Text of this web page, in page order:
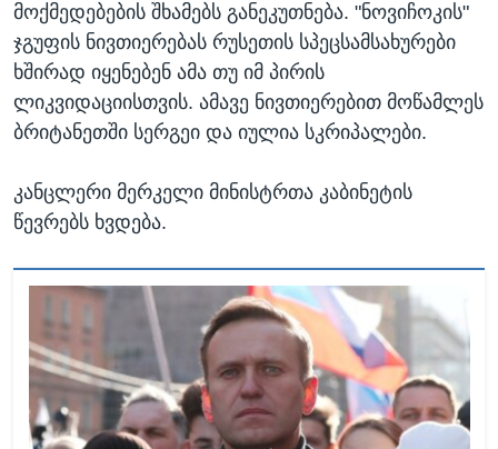
მოქმედებების შხამებს განეკუთნება. "ნოვიჩოკის"
ჯგუფის ნივთიერებას რუსეთის სპეცსამსახურები
ხშირად იყენებენ ამა თუ იმ პირის
ლიკვიდაციისთვის. ამავე ნივთიერებით მოწამლეს
ბრიტანეთში სერგეი და იულია სკრიპალები.
კანცლერი მერკელი მინისტრთა კაბინეტის
წევრებს ხვდება.